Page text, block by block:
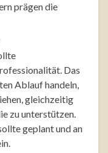
prägen die
Das
Ablauf handeln,
gleichzeitig
zu unterstützen.
geplant und an